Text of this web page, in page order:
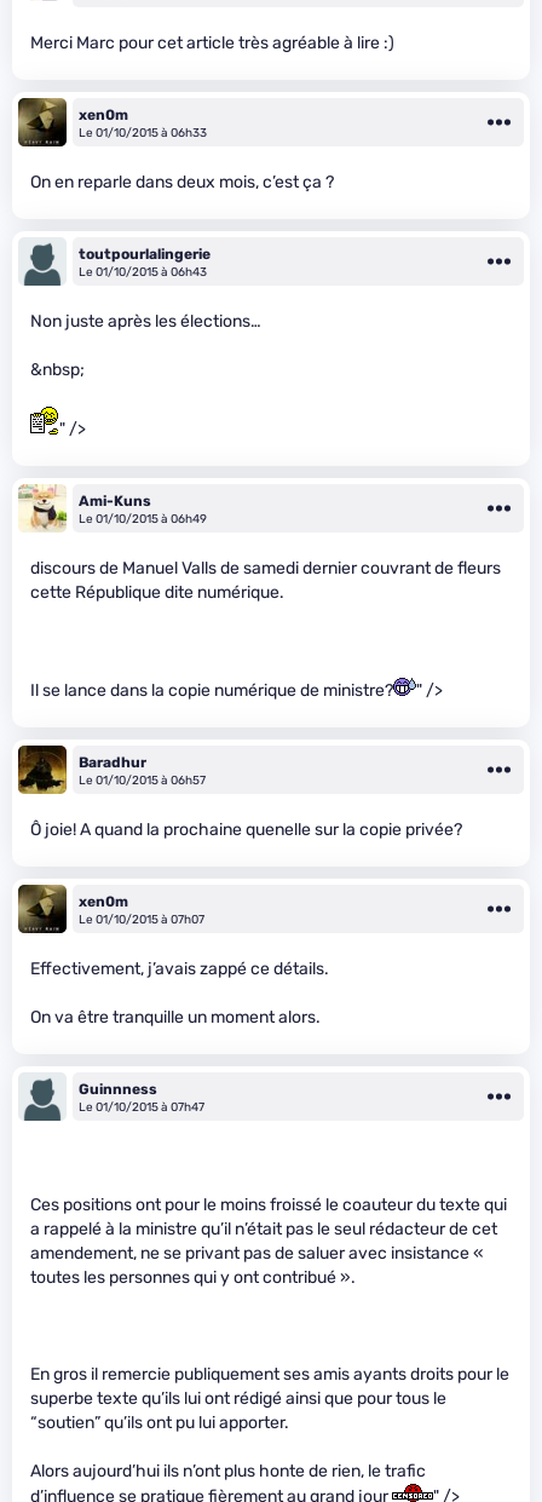
Merci Marc pour cet article très agréable à lire :)
xen0m
Le 01/10/2015 à 06h33
On en reparle dans deux mois, c’est ça ?
toutpourlalingerie
Le 01/10/2015 à 06h43
Non juste après les élections…
&nbsp;
" />
Ami-Kuns
Le 01/10/2015 à 06h49
discours de Manuel Valls de samedi dernier couvrant de fleurs
cette République dite numérique.
Il se lance dans la copie numérique de ministre? " />
Baradhur
Le 01/10/2015 à 06h57
Ô joie! A quand la prochaine quenelle sur la copie privée?
xen0m
Le 01/10/2015 à 07h07
Effectivement, j’avais zappé ce détails.
On va être tranquille un moment alors.
Guinnness
Le 01/10/2015 à 07h47
Ces positions ont pour le moins froissé le coauteur du texte qui
a rappelé à la ministre qu’il n’était pas le seul rédacteur de cet
amendement, ne se privant pas de saluer avec insistance «
toutes les personnes qui y ont contribué ».
En gros il remercie publiquement ses amis ayants droits pour le
superbe texte qu’ils lui ont rédigé ainsi que pour tous le
“soutien” qu’ils ont pu lui apporter.
Alors aujourd’hui ils n’ont plus honte de rien, le trafic
d’influence se pratique fièrement au grand jour
" />